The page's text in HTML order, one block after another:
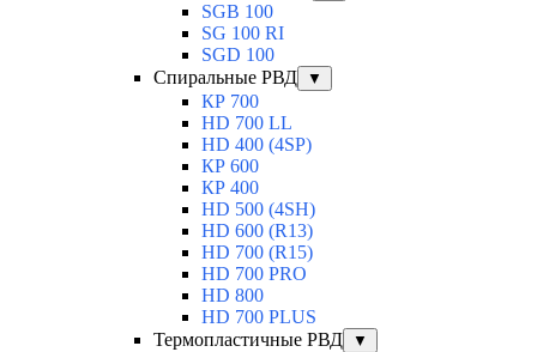
SGB 100
SG 100 RI
SGD 100
Спиральные РВД
▼
КР 700
HD 700 LL
HD 400 (4SP)
КР 600
КР 400
HD 500 (4SН)
HD 600 (R13)
HD 700 (R15)
HD 700 PRO
HD 800
HD 700 PLUS
Термопластичные РВД
▼